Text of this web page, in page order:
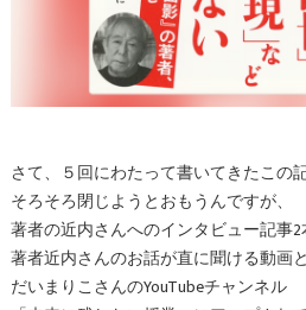
さて、５回にわたって書いてきたこの
そろそろ閉じようとおもうんですが、
著者の近内さんへのインタビュー記事2
著者近内さんのお話が直に聞ける動画と
だいまりこさんのYouTubeチャンネル